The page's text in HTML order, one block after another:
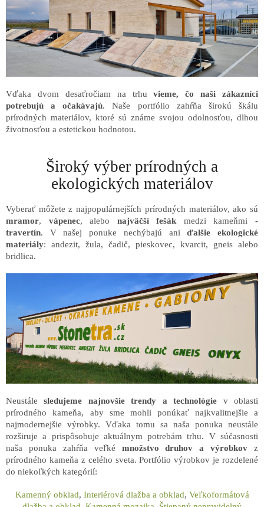
Vďaka dvom desaťročiam na trhuvieme, čo naši zákazníci
potrebujú a očakávajú. Naše portfólio zahŕňa širokú škálu
prírodných materiálov, ktoré sú známe svojou odolnosťou, dlhou
životnosťou a estetickou hodnotou.
Široký výber prírodných a
ekologických materiálov
Vyberať môžete z najpopulárnejších prírodných materiálov, ako sú
mramor, vápenec, alebo najväčší fešák medzi kameňmi -
travertín. V našej ponuke nechýbajú aniďalšie ekologické
materiály: andezit, žula, čadič, pieskovec, kvarcit, gneis alebo
bridlica.
Neustálesledujeme najnovšie trendy a technológie v oblasti
prírodného kameňa, aby sme mohli ponúkať najkvalitnejšie a
najmodernejšie výrobky. Vďaka tomu sa naša ponuka neustále
rozširuje a prispôsobuje aktuálnym potrebám trhu. V súčasnosti
naša ponuka zahŕňa veľké množstvo druhov a výrobkov z
prírodného kameňa z celého sveta. Portfólio výrobkov je rozdelené
do niekoľkých kategórií:
Kamenný obklad, Interiérová dlažba a obklad, Veľkoformátová